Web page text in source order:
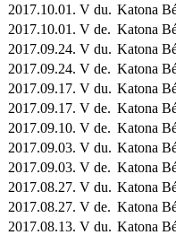
2017.10.01. V du. Katona
2017.10.01. V de. Katona
2017.09.24. V du. Katona
2017.09.24. V de. Katona
2017.09.17. V du. Katona
2017.09.17. V de. Katona
2017.09.10. V de. Katona
2017.09.03. V du. Katona
2017.09.03. V de. Katona
2017.08.27. V du. Katona
2017.08.27. V de. Katona
2017.08.13. V du. Katona